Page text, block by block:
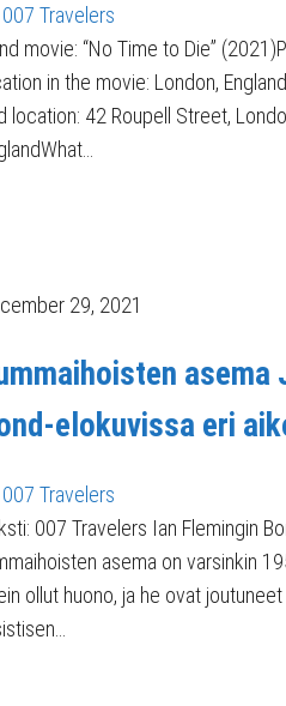
007 Travelers
movie: “No Time to Die”
in the movie: London,
location: 42 Roupell Street,
29, 2021
asema
elokuvissa eri
007 Travelers
007 Travelers Ian Flemingin
asema on varsinkin
ollut huono, ja he ovat